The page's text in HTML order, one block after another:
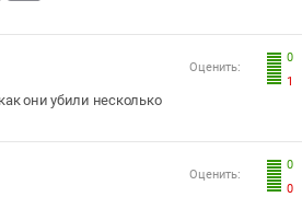
0
1
Оценить:
они убили несколько
0
0
Оценить: